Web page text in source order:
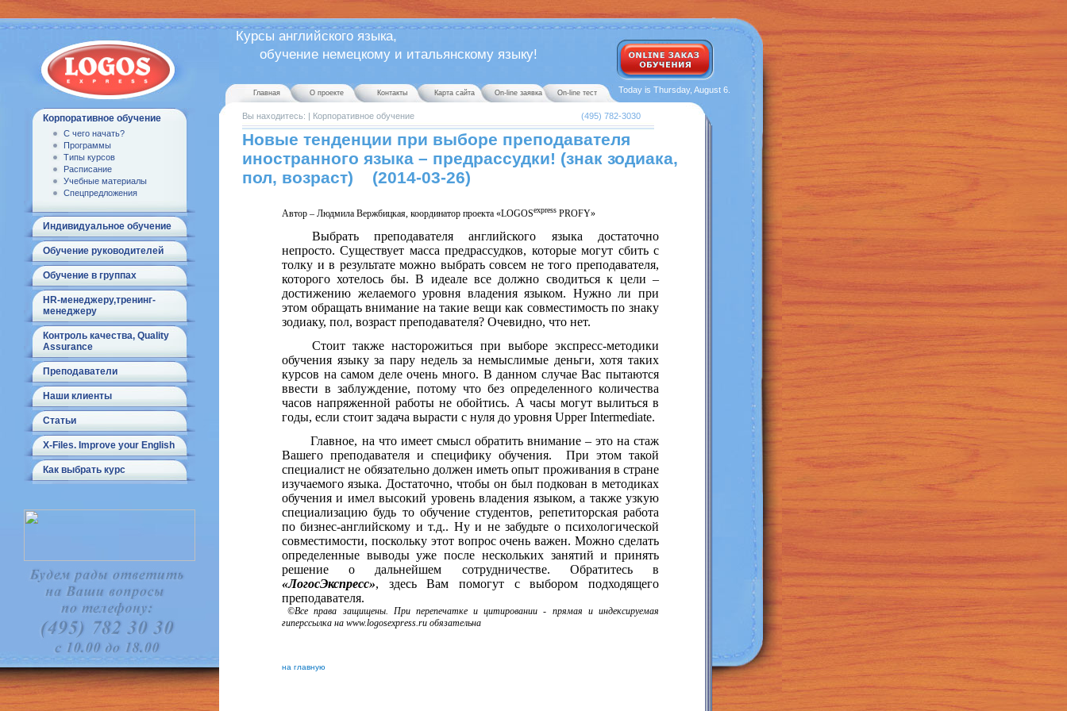
Курсы английского языка,
обучение немецкому и итальянскому языку!
Today is Thursday, August 6.
Корпоративное обучение
С чего начать?
Программы
Типы курсов
Расписание
Учебные материалы
Спецпредложения
Индивидуальное обучение
Обучение руководителей
Обучение в группах
HR-менеджеру,тренинг-
менеджеру
Контроль качества, Quality
Assurance
Преподаватели
Наши клиенты
Статьи
X-Files. Improve your English
Как выбрать курс
Главная О проекте Контакты Карта сайта On-line заявка On-line тест
Вы находитесь: | Корпоративное обучение (495) 782-3030
Новые тенденции при выборе преподавателя
иностранного языка – предрассудки! (знак зодиака,
пол, возраст) (2014-03-26)
Автор – Людмила Вержбицкая, координатор проекта «LOGOSexpress PROFY»
Выбрать преподавателя английского языка достаточно
непросто. Существует масса предрассудков, которые могут сбить с
толку и в результате можно выбрать совсем не того преподавателя,
которого хотелось бы. В идеале все должно сводиться к цели –
достижению желаемого уровня владения языком. Нужно ли при
этом обращать внимание на такие вещи как совместимость по знаку
зодиаку, пол, возраст преподавателя? Очевидно, что нет.
Cтоит также насторожиться при выборе экспресс-методики
обучения языку за пару недель за немыслимые деньги, хотя таких
курсов на самом деле очень много. В данном случае Вас пытаются
ввести в заблуждение, потому что без определенного количества
часов напряженной работы не обойтись. А часы могут вылиться в
годы, если стоит задача вырасти с нуля до уровня Upper Intermediate.
Главное, на что имеет смысл обратить внимание – это на стаж
Вашего преподавателя и специфику обучения.
При этом такой
специалист не обязательно должен иметь опыт проживания в стране
изучаемого языка. Достаточно, чтобы он был подкован в методиках
обучения и имел высокий уровень владения языком, а также узкую
специализацию будь то обучение студентов, репетиторская работа
по бизнес-английскому и т.д.. Ну и не забудьте о психологической
совместимости, поскольку этот вопрос очень важен. Можно сделать
определенные выводы уже после нескольких занятий и принять
решение о дальнейшем сотрудничестве. Обратитесь в
«ЛогосЭкспресс», здесь Вам помогут с выбором подходящего
преподавателя.
©Все права защищены. При перепечатке и цитировании - прямая и индексируемая
гиперссылка на www.logosexpress.ru обязательна
на главную